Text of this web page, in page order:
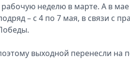
неделю в марте. А в мае
– с 4 по 7 мая, в связи с
выходной перенесли на